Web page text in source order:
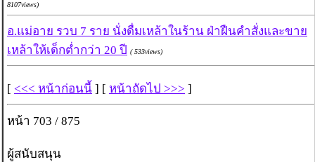
8107views)
อ.แม่อาย รวบ 7 ราย นั่งดื่มเหล้าในร้าน ฝ่าฝืนคำสั่งและขาย
เหล้าให้เด็กต่ำกว่า 20 ปี ( 533views)
[ <<< หน้าก่อนนี้ ] [ หน้าถัดไป >>> ]
หน้า 703 / 875
ผู้สนับสนุน